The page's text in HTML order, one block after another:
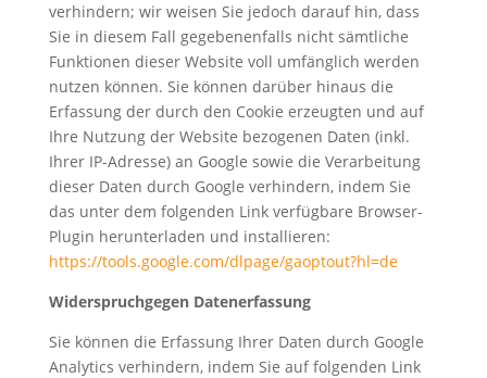
verhindern; wir weisen Sie jedoch darauf hin, dass
Sie in diesem Fall gegebenenfalls nicht sämtliche
Funktionen dieser Website voll umfänglich werden
nutzen können. Sie können darüber hinaus die
Erfassung der durch den Cookie erzeugten und auf
Ihre Nutzung der Website bezogenen Daten (inkl.
Ihrer IP-Adresse) an Google sowie die Verarbeitung
dieser Daten durch Google verhindern, indem Sie
das unter dem folgenden Link verfügbare Browser-
Plugin herunterladen und installieren:
https://tools.google.com/dlpage/gaoptout?hl=de
Widerspruchgegen Datenerfassung
Sie können die Erfassung Ihrer Daten durch Google
Analytics verhindern, indem Sie auf folgenden Link